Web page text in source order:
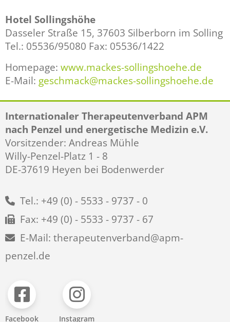
Hotel Sollingshöhe
Dasseler Straße 15, 37603 Silberborn im Solling
Tel.: 05536/95080 Fax: 05536/1422
Homepage: www.mackes-sollingshoehe.de
E-Mail: geschmack@mackes-sollingshoehe.de
Internationaler Therapeutenverband APM
nach Penzel und energetische Medizin e.V.
Vorsitzender: Andreas Mühle
Willy-Penzel-Platz 1 - 8
DE-37619 Heyen bei Bodenwerder
Tel.: +49 (0) - 5533 - 9737 - 0
Fax: +49 (0) - 5533 - 9737 - 67
E-Mail: therapeutenverband@apm-
penzel.de
Facebook Instagram